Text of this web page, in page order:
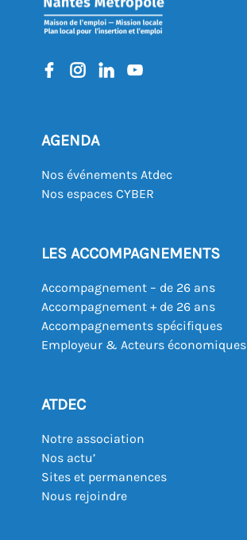
AGENDA
Nos événements Atdec
Nos espaces CYBER
LES ACCOMPAGNEMENTS
Accompagnement – de 26 ans
Accompagnement + de 26 ans
Accompagnements spécifiques
Employeur & Acteurs économiques
ATDEC
Notre association
Nos actu’
Sites et permanences
Nous rejoindre